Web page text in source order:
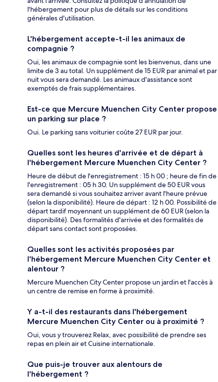
l'hébergement pour plus de détails sur les conditions
générales d'utilisation.
L'hébergement accepte-t-il les animaux de
compagnie ?
Oui, les animaux de compagnie sont les bienvenus, dans une
limite de 3 au total. Un supplément de 15 EUR par animal et par
nuit vous sera demandé. Les animaux d'assistance sont
exemptés de frais supplémentaires.
Est-ce que Mercure Muenchen City Center propose
un parking sur place ?
Oui. Le parking sans voiturier coûte 27 EUR par jour.
Quelles sont les heures d'arrivée et de départ à
l'hébergement Mercure Muenchen City Center ?
Heure de début de l'enregistrement : 15 h 00 ; heure de fin de
l'enregistrement : 05 h 30. Un supplément de 50 EUR vous
sera demandé si vous souhaitez arriver avant l'heure prévue
(selon la disponibilité). Heure de départ : 12 h 00. Possibilité de
départ tardif moyennant un supplément de 60 EUR (selon la
disponibilité). Des formalités d'arrivée et des formalités de
départ sans contact sont proposées.
Quelles sont les activités proposées par
l'hébergement Mercure Muenchen City Center et
alentour ?
Mercure Muenchen City Center propose un jardin et l'accès à
un centre de remise en forme à proximité.
Y a-t-il des restaurants dans l'hébergement
Mercure Muenchen City Center ou à proximité ?
Oui, vous y trouverez Relax, avec possibilité de prendre ses
repas en plein air et Cuisine internationale.
Que puis-je trouver aux alentours de
l'hébergement ?